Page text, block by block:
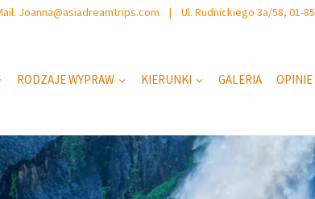
Joanna@asiadreamtrips.com | Ul. Rudnickiego 3a/58, 01-
RODZAJE WYPRAW KIERUNKI GALERIA OPINIE